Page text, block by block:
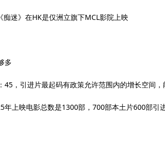
迷》在HK是仅洲立旗下MCL影院上映
多
，引进片最起码有政策允许范围内的增长空间
上映电影总数是1300部，700部本土片600部